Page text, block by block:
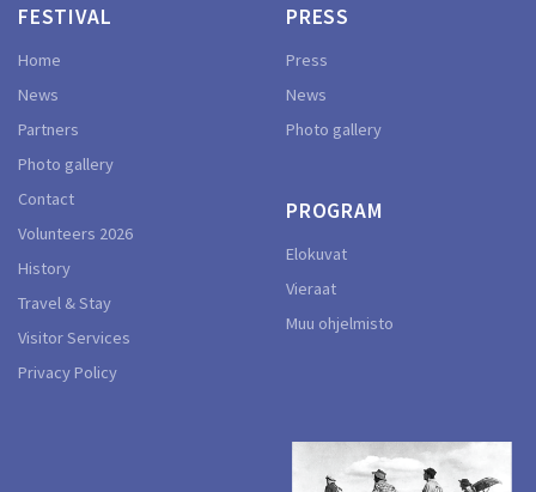
FESTIVAL
Home
News
Partners
Photo gallery
Contact
Volunteers 2026
History
Travel & Stay
Visitor Services
Privacy Policy
PRESS
Press
News
Photo gallery
PROGRAM
Elokuvat
Vieraat
Muu ohjelmisto